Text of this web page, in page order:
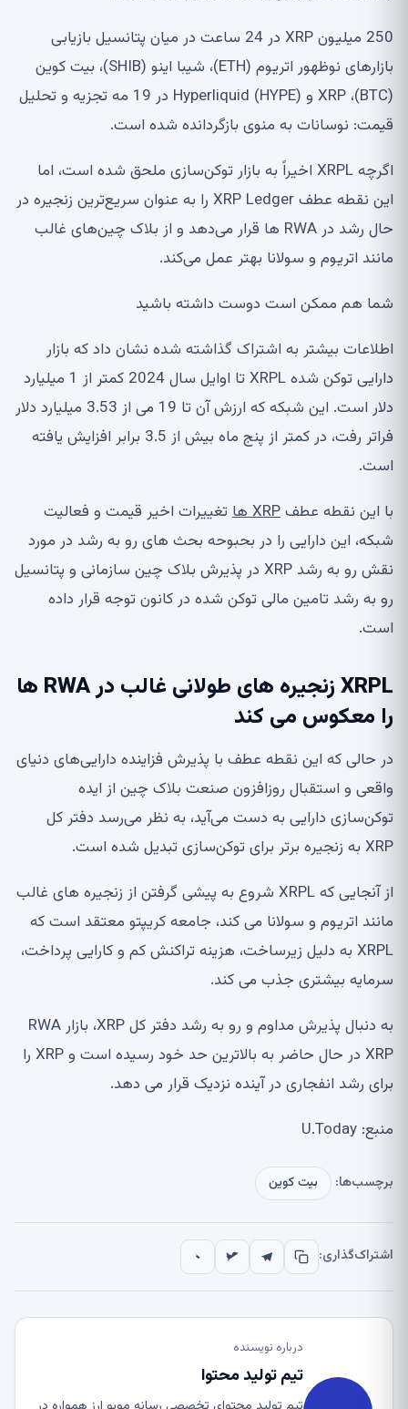
250 میلیون XRP در 24 ساعت در میان پتانسیل بازیابی
بازارهای نوظهور اتریوم (ETH)، شیبا اینو (SHIB)، بیت کوین
(BTC)، XRP و Hyperliquid (HYPE) در 19 مه تجزیه و تحلیل
قیمت: نوسانات به منوی بازگردانده شده است.
اگرچه XRPL اخیراً به بازار توکن‌سازی ملحق شده است، اما
این نقطه عطف XRP Ledger را به عنوان سریع‌ترین زنجیره در
حال رشد در RWA ها قرار می‌دهد و از بلاک چین‌های غالب
مانند اتریوم و سولانا بهتر عمل می‌کند.
شما هم ممکن است دوست داشته باشید
اطلاعات بیشتر به اشتراک گذاشته شده نشان داد که بازار
دارایی توکن شده XRPL تا اوایل سال 2024 کمتر از 1 میلیارد
دلار است. این شبکه که ارزش آن تا 19 می از 3.53 میلیارد دلار
فراتر رفت، در کمتر از پنج ماه بیش از 3.5 برابر افزایش یافته
است.
با این نقطه عطفXRP ها
تغییرات اخیر قیمت و فعالیت
شبکه، این دارایی را در بحبوحه بحث های رو به رشد در مورد
نقش رو به رشد XRP در پذیرش بلاک چین سازمانی و پتانسیل
رو به رشد تامین مالی توکن شده در کانون توجه قرار داده
است.
XRPL زنجیره های طولانی غالب در RWA ها
را معکوس می کند
در حالی که این نقطه عطف با پذیرش فزاینده دارایی‌های دنیای
واقعی و استقبال روزافزون صنعت بلاک چین از ایده
توکن‌سازی دارایی به دست می‌آید، به نظر می‌رسد دفتر کل
XRP به زنجیره برتر برای توکن‌سازی تبدیل شده است.
از آنجایی که XRPL شروع به پیشی گرفتن از زنجیره های غالب
مانند اتریوم و سولانا می کند، جامعه کریپتو معتقد است که
XRPL به دلیل زیرساخت، هزینه تراکنش کم و کارایی پرداخت،
سرمایه بیشتری جذب می کند.
به دنبال پذیرش مداوم و رو به رشد دفتر کل XRP، بازار RWA
XRP در حال حاضر به بالاترین حد خود رسیده است و XRP را
برای رشد انفجاری در آینده نزدیک قرار می دهد.
منبع: U.Today
برچسب‌ها: بیت کوین
اشتراک‌گذاری:
درباره نویسنده
تیم تولید محتوا